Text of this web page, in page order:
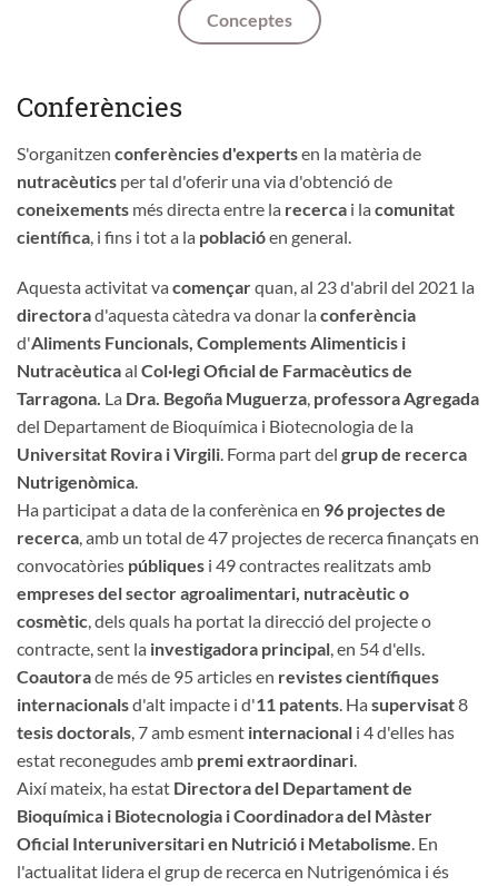
Conceptes
Conferències
S'organitzen conferències d'expertsen la matèria de
nutracèutics per tal d'oferir una via d'obtenció de
coneixements més directa entre la recerca i la comunitat
científica , i fins i tot a la poblacióen general.
Aquesta activitat va començarquan, al 23 d'abril del 2021 la
directorad'aquesta càtedra va donar la conferència
d'Aliments Funcionals, Complements Alimenticis i
Nutracèuticaal Col·legi Oficial de Farmacèutics de
Tarragona. La Dra. Begoña Muguerza professora Agregada
del Departament de Bioquímica i Biotecnologia de la
Universitat Rovira i Virgili . Forma part del grup de recerca
Nutrigenòmica
Ha participat a data de la conferènica en 96 projectes de
recerca , amb un total de 47 projectes de recerca finançats en
convocatòries públiques i 49 contractes realitzats amb
empreses del sector agroalimentari, nutracèutic o
cosmètic , dels quals ha portat la direcció del projecte o
contracte, sent la investigadora principal , en 54 d'ells.
Coautorade més de 95 articles en revistes científiques
internacionalsd'alt impacte i d'11 patents . Ha supervisat8
tesis doctorals , 7 amb esment internacional i 4 d'elles has
estat reconegudes amb premi extraordinari
Així mateix, ha estat Directora del Departament de
Bioquímica i Biotecnologia i Coordinadora del Màster
Oficial Interuniversitari en Nutrició i Metabolisme . En
l'actualitat lidera el grup de recerca en Nutrigenómica i és